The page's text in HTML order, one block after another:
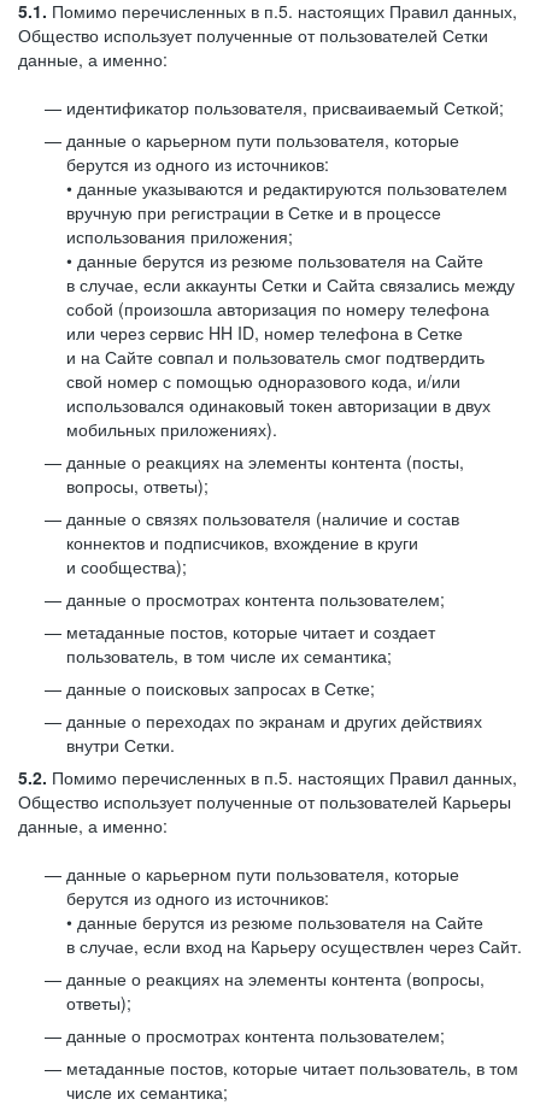
5.1. Помимо перечисленных в п.5. настоящих Правил данных,
Общество использует полученные от пользователей Сетки
данные, а именно:
идентификатор пользователя, присваиваемый Сеткой;
данные о карьерном пути пользователя, которые
берутся из одного из источников:
• данные указываются и редактируются пользователем
вручную при регистрации в Сетке и в процессе
использования приложения;
• данные берутся из резюме пользователя на Сайте
в случае, если аккаунты Сетки и Сайта связались между
собой (произошла авторизация по номеру телефона
или через сервис HH ID, номер телефона в Сетке
и на Сайте совпал и пользователь смог подтвердить
свой номер с помощью одноразового кода, и/или
использовался одинаковый токен авторизации в двух
мобильных приложениях).
данные о реакциях на элементы контента (посты,
вопросы, ответы);
данные о связях пользователя (наличие и состав
коннектов и подписчиков, вхождение в круги
и сообщества);
данные о просмотрах контента пользователем;
метаданные постов, которые читает и создает
пользователь, в том числе их семантика;
данные о поисковых запросах в Сетке;
данные о переходах по экранам и других действиях
внутри Сетки.
5.2. Помимо перечисленных в п.5. настоящих Правил данных,
Общество использует полученные от пользователей Карьеры
данные, а именно:
данные о карьерном пути пользователя, которые
берутся из одного из источников:
• данные берутся из резюме пользователя на Сайте
в случае, если вход на Карьеру осуществлен через Сайт.
данные о реакциях на элементы контента (вопросы,
ответы);
данные о просмотрах контента пользователем;
метаданные постов, которые читает пользователь, в том
числе их семантика;